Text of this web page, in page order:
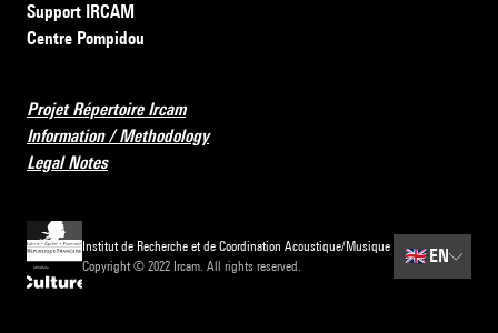
Support IRCAM
Centre Pompidou
Projet Répertoire Ircam
Information / Methodology
Legal Notes
Institut de Recherche et de Coordination Acoustique/Musique
Copyright © 2022 Ircam. All rights reserved.
🇬🇧 EN